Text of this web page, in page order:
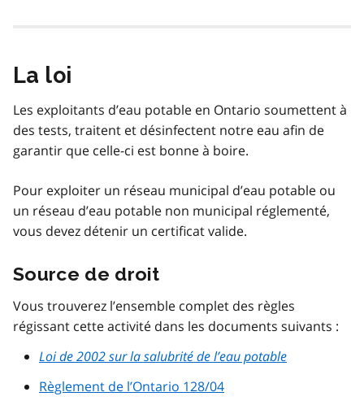
La loi
Les exploitants d’eau potable en Ontario soumettent à
des tests, traitent et désinfectent notre eau afin de
garantir que celle-ci est bonne à boire.
Pour exploiter un réseau municipal d’eau potable ou
un réseau d’eau potable non municipal réglementé,
vous devez détenir un certificat valide.
Source de droit
Vous trouverez l’ensemble complet des règles
régissant cette activité dans les documents suivants :
Loi de 2002 sur la salubrité de l’eau potable
Règlement de l’Ontario 128/04